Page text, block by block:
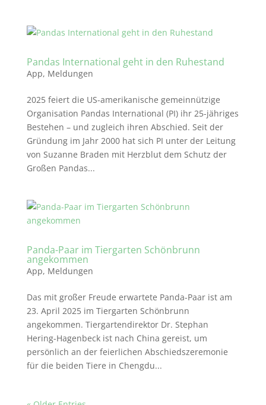
Pandas International geht in den Ruhestand
App, Meldungen
2025 feiert die US-amerikanische gemeinnützige
Organisation Pandas International (PI) ihr 25-jähriges
Bestehen – und zugleich ihren Abschied. Seit der
Gründung im Jahr 2000 hat sich PI unter der Leitung
von Suzanne Braden mit Herzblut dem Schutz der
Großen Pandas...
Panda-Paar im Tiergarten Schönbrunn
angekommen
App, Meldungen
Das mit großer Freude erwartete Panda-Paar ist am
23. April 2025 im Tiergarten Schönbrunn
angekommen. Tiergartendirektor Dr. Stephan
Hering-Hagenbeck ist nach China gereist, um
persönlich an der feierlichen Abschiedszeremonie
für die beiden Tiere in Chengdu...